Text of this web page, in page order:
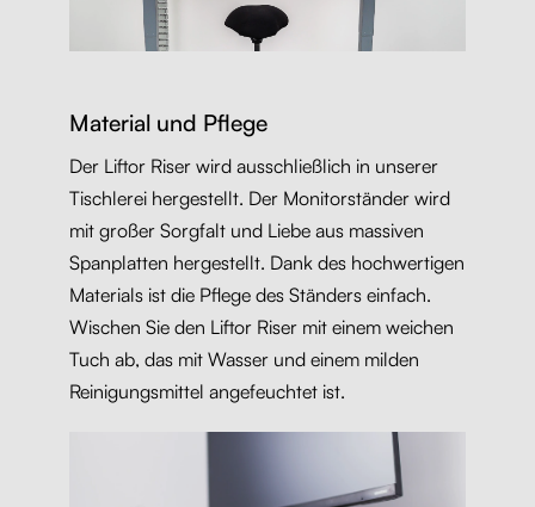
Material und Pflege
Der Liftor Riser wird ausschließlich in unserer
Tischlerei hergestellt. Der Monitorständer wird
mit großer Sorgfalt und Liebe aus massiven
Spanplatten hergestellt. Dank des hochwertigen
Materials ist die Pflege des Ständers einfach.
Wischen Sie den Liftor Riser mit einem weichen
Tuch ab, das mit Wasser und einem milden
Reinigungsmittel angefeuchtet ist.